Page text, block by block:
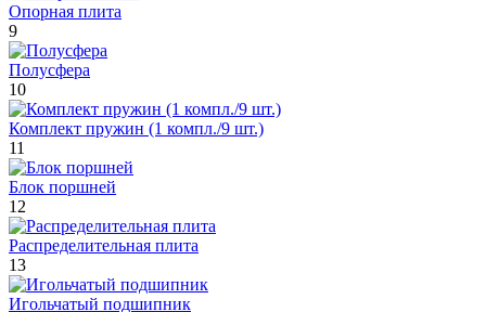
Опорная плита
9
Полусфера
10
Комплект пружин (1 компл./9 шт.)
11
Блок поршней
12
Распределительная плита
13
Игольчатый подшипник